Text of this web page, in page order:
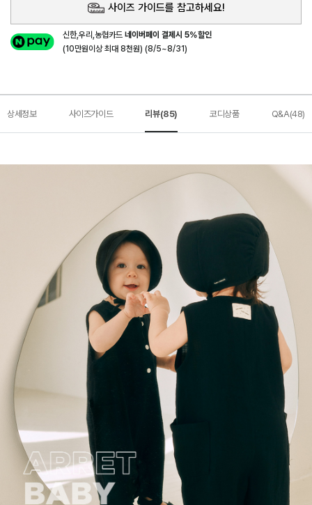
사이즈 가이드를 참고하세요!
신한,우리,농협카드네이버페이 결제시 5%할인
(10만원이상 최대 8천원) (8/5~8/31)
상세정보 사이즈가이드 리뷰(85) 코디상품 Q&A(48)